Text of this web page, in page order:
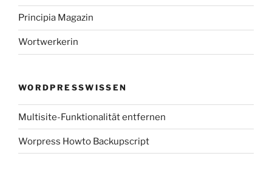
Principia Magazin
Wortwerkerin
WORDPRESSWISSEN
Multisite-Funktionalität entfernen
Worpress Howto Backupscript